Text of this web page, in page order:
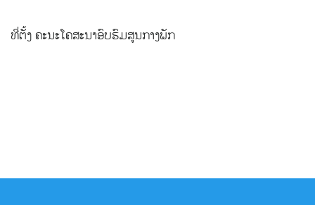
ທີ່ຕັ້ງ ຄະນະໂຄສະນາອົບຮົມສູນກາງພັກ